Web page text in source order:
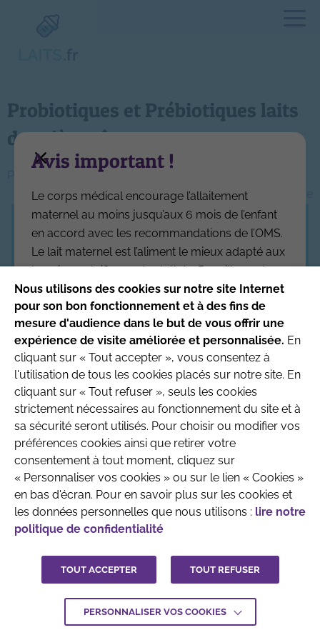
Probiotiques et Prébiotiques laits
deuxième âge
Navigation
l’article
Probiotiques et Prébiotiques laits premier âge
Probiotiques et Prébiotiques laits de croissance
Ce site respecte les principes de la charte
HONcode.
Site produit par l’Association
Française de Pédiatrie Ambulatoire
Recherche & Développement
QUI SOMMES-NOUS MENTIONS LÉGALES
CONTACTEZ-NOUS
CRÉDITS :LA JUNGLE
Avis important !
Le corps médical encourage l’allaitement
maternel au moins jusqu’aux 6 mois de l’enfant
en accord avec les recommandations de l’OMS.
Le lait maternel est l’aliment le mieux adapté aux
besoins spécifiques des bébés. Par ailleurs, la
réglementation interdit aux industriels de
l’alimentation infantile de communiquer sur leurs
produits destinés aux nourrissons jusqu’à l’âge
de 6 mois.
Parlez avec votre pédiatre ou le professionnel
de santé qui prend en charge votre enfant
avant toute prise de décision.
J'ai compris
Nous utilisons des cookies sur notre site Internet
pour son bon fonctionnement et à des fins de
mesure d'audience dans le but de vous offrir une
expérience de visite améliorée et personnalisée. En
cliquant sur « Tout accepter », vous consentez à
l'utilisation de tous les cookies placés sur notre site. En
cliquant sur « Tout refuser », seuls les cookies
strictement nécessaires au fonctionnement du site et à
sa sécurité seront utilisés. Pour choisir ou modifier vos
préférences cookies ainsi que retirer votre
consentement à tout moment, cliquez sur
« Personnaliser vos cookies » ou sur le lien « Cookies »
en bas d'écran. Pour en savoir plus sur les cookies et
les données personnelles que nous utilisons : lire notre
politique de confidentialité
TOUT ACCEPTER TOUT REFUSER
PERSONNALISER VOS COOKIES